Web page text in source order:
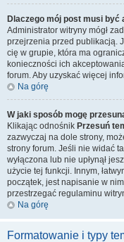
Dlaczego mój post musi być
Administrator witryny mógł
przejrzenia przed publikacją.
cię w grupie, która ma
konieczności ich
forum. Aby uzyskać więcej
Na górę
W jaki sposób mogę
Klikając odnośnik Przesuń
zazwyczaj na dole strony,
strony forum. Jeśli nie widać
wyłączona lub nie upłynął
użycie tej funkcji. Innym,
początek, jest napisanie w
przestrzegać regulaminu
Na górę
Formatowanie i typy